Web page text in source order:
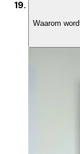
Waarom